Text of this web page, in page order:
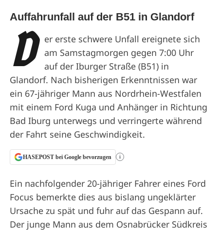
Auffahrunfall auf der B51 in Glandorf
D
er erste schwere Unfall ereignete sich
am Samstagmorgen gegen 7:00 Uhr
auf der Iburger Straße (B51) in
Glandorf. Nach bisherigen Erkenntnissen war
ein 67-jähriger Mann aus Nordrhein-Westfalen
mit einem Ford Kuga und Anhänger in Richtung
Bad Iburg unterwegs und verringerte während
der Fahrt seine Geschwindigkeit.
HASEPOST bei Google bevorzugen i
Ein nachfolgender 20-jähriger Fahrer eines Ford
Focus bemerkte dies aus bislang ungeklärter
Ursache zu spät und fuhr auf das Gespann auf.
Der junge Mann aus dem Osnabrücker Südkreis